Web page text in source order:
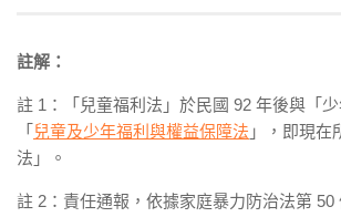
註解：
註 1：「兒童福利法」於民國 92 年後與「
「 兒童及少年福利與權益保障法 」，即現在
法」。
註 2：責任通報，依據家庭暴力防治法第